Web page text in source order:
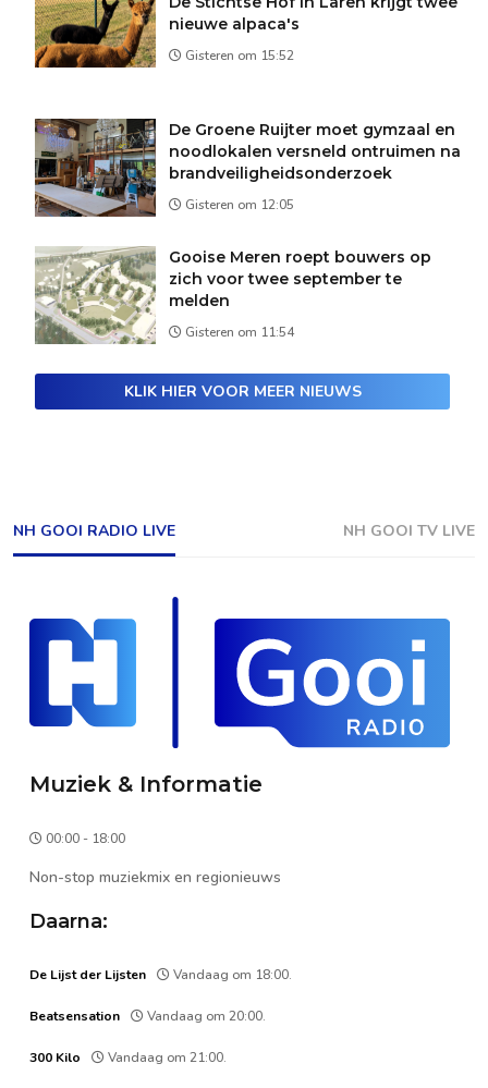
nieuwe alpaca's
Gisteren om 15:52
De Groene Ruijter moet gymzaal en
noodlokalen versneld ontruimen na
brandveiligheidsonderzoek
Gisteren om 12:05
Gooise Meren roept bouwers op
zich voor twee september te
melden
Gisteren om 11:54
KLIK HIER VOOR MEER NIEUWS
NH GOOI RADIO LIVE NH GOOI TV LIVE
Muziek & Informatie
00:00 - 18:00
Non-stop muziekmix en regionieuws
Daarna:
De Lijst der Lijsten Vandaag om 18:00.
Beatsensation Vandaag om 20:00.
300 Kilo Vandaag om 21:00.